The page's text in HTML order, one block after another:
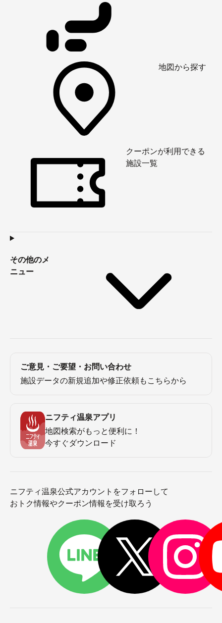
地図から探す
クーポンが利用できる
施設一覧
その他のメ
ニュー
ご意見・ご要望・お問い合わせ
施設データの新規追加や修正依頼もこちらから
ニフティ温泉アプリ
地図検索がもっと便利に！
今すぐダウンロード
ニフティ温泉公式アカウントをフォローして
おトク情報やクーポン情報を受け取ろう